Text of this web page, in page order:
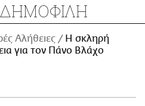
ΔΗΜΟΦΙΛΗ
Αλήθειες
H σκληρή
για τον Πάνο Βλάχο